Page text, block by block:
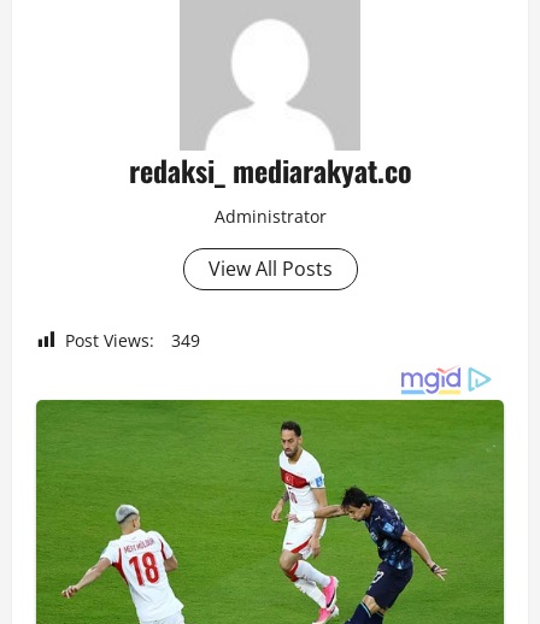
redaksi_ mediarakyat.co
Administrator
View All Posts
Post Views: 349